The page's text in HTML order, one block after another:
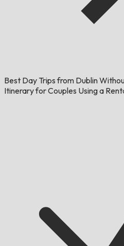
Best Day Trips from Dublin
Itinerary for Couples Using a